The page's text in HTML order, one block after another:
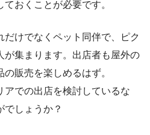
おくことが必要です。
だけでなくペット同伴で、ピク
が集まります。出店者も屋外の
販売を楽しめるはず。
アでの出店を検討しているな
でしょうか？